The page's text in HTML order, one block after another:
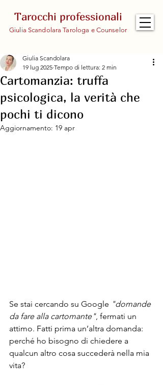
Tarocchi professionali
Giulia Scandolara Tarologa e Counselor
Cartomanzia: truffa
psicologica, la verità che
pochi ti dicono
Giulia Scandolara
19 lug 2025 Tempo di lettura: 2 min
Aggiornamento: 19 apr
Se stai cercando su Google "domande
da fare alla cartomante", fermati un
attimo. Fatti prima un’altra domanda:
perché ho bisogno di chiedere a
qualcun altro cosa succederà nella mia
vita?